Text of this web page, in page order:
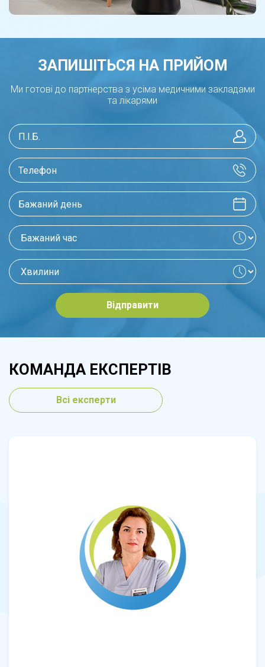
ЗАПИШІТЬСЯ НА ПРИЙОМ
Ми готові до партнерства з усіма медичними закладами
та лікарями
Відправити
КОМАНДА ЕКСПЕРТІВ
Всі експерти